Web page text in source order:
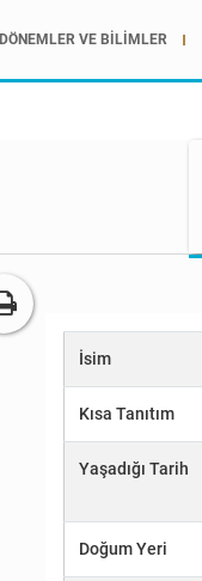
DÖNEMLER VE BİLİMLER
İsim
Kısa Tanıtım
Yaşadığı Tarih
Doğum Yeri